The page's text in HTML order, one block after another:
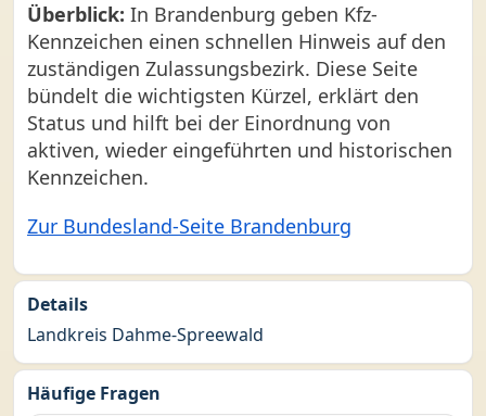
Überblick: In Brandenburg geben Kfz-
Kennzeichen einen schnellen Hinweis auf den
zuständigen Zulassungsbezirk. Diese Seite
bündelt die wichtigsten Kürzel, erklärt den
Status und hilft bei der Einordnung von
aktiven, wieder eingeführten und historischen
Kennzeichen.
Zur Bundesland-Seite Brandenburg
Details
Landkreis Dahme-Spreewald
Häufige Fragen